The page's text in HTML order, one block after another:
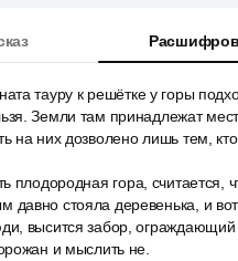
тауру к решётке у горы
Земли там принадлежат
на них дозволено лишь тем,
плодородная гора, считается,
давно стояла деревенька, и
высится забор, ограждающий
и мыслить не.